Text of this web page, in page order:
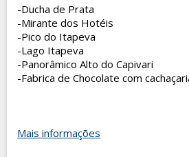
-Ducha de Prata
-Mirante dos Hotéis
-Pico do Itapeva
-Lago Itapeva
-Panorâmico Alto do Capivari
-Fabrica de Chocolate com
Mais informações